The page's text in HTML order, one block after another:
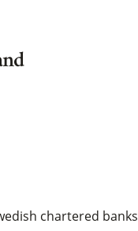
chartered banks